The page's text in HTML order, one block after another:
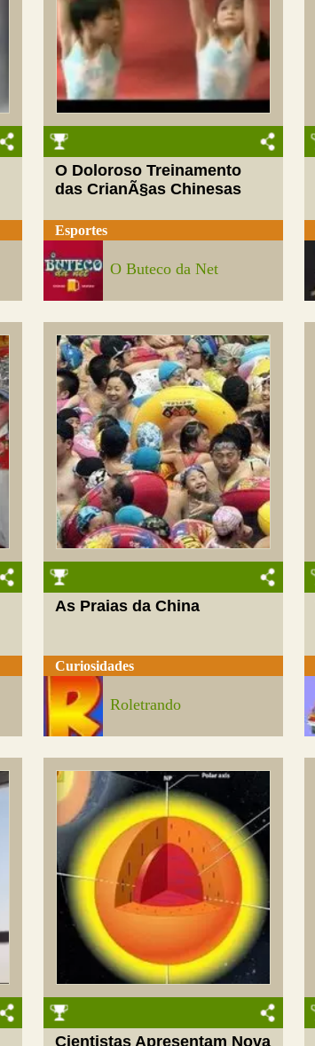
O Doloroso Treinamento
das CrianÃ§as Chinesas
Esportes
O Buteco da Net
As Praias da China
Curiosidades
Roletrando
Cientistas Apresentam Nova